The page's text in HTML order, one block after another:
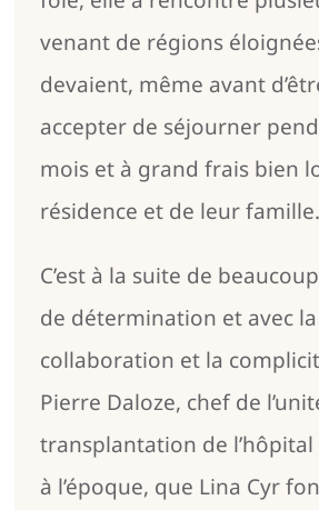
venant de régions
devaient, même avant
accepter de séjourner
mois et à grand frais bien
résidence et de leur famille.
C’est à la suite de
de détermination et avec
collaboration et la
Pierre Daloze, chef de
transplantation de
à l’époque, que Lina Cyr